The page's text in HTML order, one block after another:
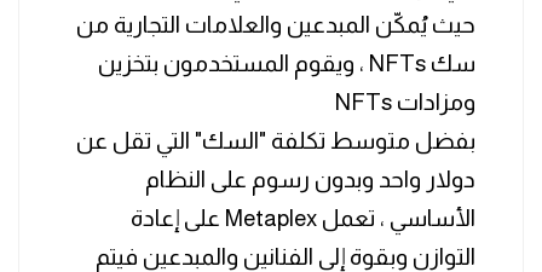
حيث يُمكّن المبدعين والعلامات التجارية من
سك NFTs ، ويقوم المستخدمون بتخزين
ومزادات NFTs
بفضل متوسط ​​تكلفة "السك" التي تقل عن
دولار واحد وبدون رسوم على النظام
الأساسي ، تعمل Metaplex على إعادة
التوازن وبقوة إلى الفنانين والمبدعين فيتم